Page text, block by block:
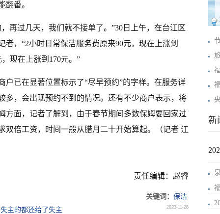
翻番。
再过几天，我们就不接单了。”30日上午，在台江区
，“2小时日常保洁服务费原来90元，现在上涨到
现在上涨到170元。”
户已在显著位置标示了“尽早预约”的字样。在服务详
多，会出现预约不到的情况。还有不少商户表示，将
方面，记者了解到，由于春节期间多数保姆要回家过
双倍工资，时间一般从腊月二十开始算起。（记者 江
责任编辑：赵睿
关键词： 保洁
主的都还给了失主
2023-11-28
新